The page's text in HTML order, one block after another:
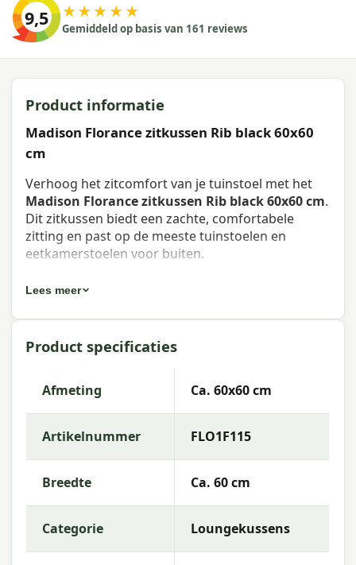
9,5 ★★★★★
Gemiddeld op basis van 161 reviews
Product informatie
Madison Florance zitkussen Rib black 60x60
cm
Verhoog het zitcomfort van je tuinstoel met het
Madison Florance zitkussen Rib black 60x60 cm.
Dit zitkussen biedt een zachte, comfortabele
zitting en past op de meeste tuinstoelen en
eetkamerstoelen voor buiten.
Eigenschappen Madison Florance
zitkussen Rib black 60x60 cm
Artikelnummer:FLO1F115
Madison
Kleur:black
Afmeting:Ca. 60x60 cm
Stof: 95% Polyester, 5% other fibers
Vulling:Foam Flakes + polyester fiberfill mix
Kleurechtheid:7 of 8
Lees meer
Product specificaties
Afmeting Ca. 60x60 cm
Artikelnummer FLO1F115
Breedte Ca. 60 cm
Categorie Loungekussens